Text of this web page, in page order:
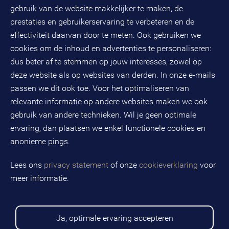
gebruik van de website makkelijker te maken, de
prestaties en gebruikerservaring te verbeteren en de
effectiviteit daarvan door te meten. Ook gebruiken we
cookies om de inhoud en advertenties te personaliseren:
dus beter af te stemmen op jouw interesses, zowel op
deze website als op websites van derden. In onze e-mails
passen we dit ook toe. Voor het optimaliseren van
relevante informatie op andere websites maken we ook
gebruik van andere technieken. Wil je geen optimale
ervaring, dan plaatsen we enkel functionele cookies en
anonieme pings.
Lees ons privacy statement of onze cookieverklaring voor
meer informatie.
Ja, optimale ervaring accepteren
Databankweg 26 D
3821 ALAmersfoort
Postbus 490
3800 AL Amersfoort
KvK-nummer: 32078667
BTW-nummer: NL808663598B01
Volg ons op social media
BMC is een geregistreerd handelsmerk van BMC groep B.V.
Copyright © 2026 BMC
Disclaimer Sitemap